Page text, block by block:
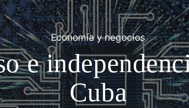
Economía y negocios
e
Cuba